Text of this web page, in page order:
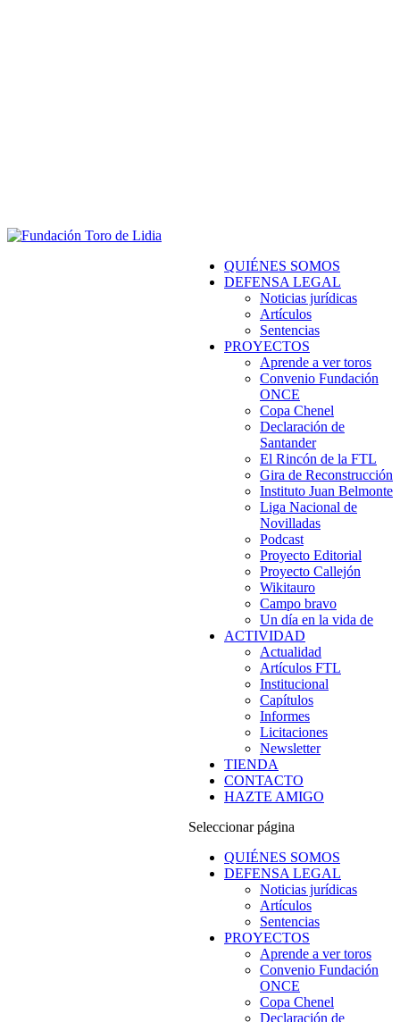
QUIÉNES SOMOS
DEFENSA LEGAL
Noticias jurídicas
Artículos
Sentencias
PROYECTOS
Aprende a ver toros
Convenio Fundación
ONCE
Copa Chenel
Declaración de
Santander
El Rincón de la FTL
Gira de Reconstrucción
Instituto Juan Belmonte
Liga Nacional de
Novilladas
Podcast
Proyecto Editorial
Proyecto Callejón
Wikitauro
Campo bravo
Un día en la vida de
ACTIVIDAD
Actualidad
Artículos FTL
Institucional
Capítulos
Informes
Licitaciones
Newsletter
TIENDA
CONTACTO
HAZTE AMIGO
Seleccionar página
QUIÉNES SOMOS
DEFENSA LEGAL
Noticias jurídicas
Artículos
Sentencias
PROYECTOS
Aprende a ver toros
Convenio Fundación
ONCE
Copa Chenel
Declaración de